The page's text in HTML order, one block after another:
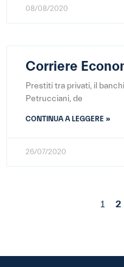
08/08/2020
Corriere
Prestiti tra privati, il
Petrucciani, de
CONTINUA A LEGGERE »
26/07/2020
1 2